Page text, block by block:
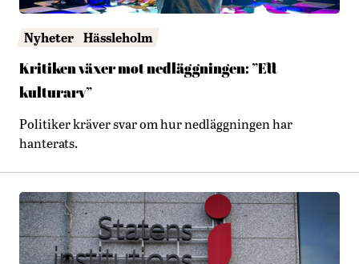
Nyheter Hässleholm
Kritiken växer mot nedläggningen: ”Ett
kulturarv”
Politiker kräver svar om hur nedläggningen har
hanterats.